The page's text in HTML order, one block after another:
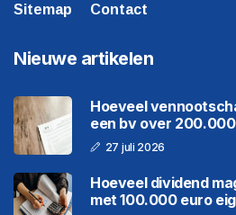
Sitemap
Contact
Nieuwe artikelen
Hoeveel
een bv over
27 juli 2026
Hoeveel dividend
met 100.000 euro